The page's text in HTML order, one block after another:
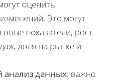
оценить
Это могут
показатели, рост
доля на рынке и
анализ данных: важно